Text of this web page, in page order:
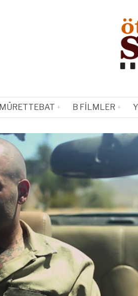
MÜRETTEBAT B FILMLER